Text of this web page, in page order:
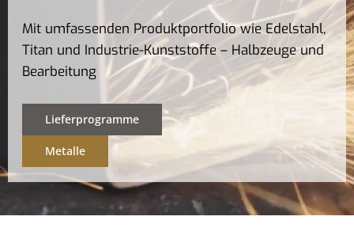
Mit umfassenden Produktportfolio wie Edelstahl,
Titan und Industrie-Kunststoffe – Halbzeuge und
Bearbeitung
Lieferprogramme
Metalle